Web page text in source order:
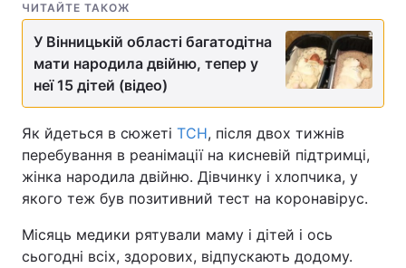
ЧИТАЙТЕ ТАКОЖ
У Вінницькій області багатодітна
мати народила двійню, тепер у
неї 15 дітей (відео)
Як йдеться в сюжеті ТСН, після двох тижнів
перебування в реанімації на кисневій підтримці,
жінка народила двійню. Дівчинку і хлопчика, у
якого теж був позитивний тест на коронавірус.
Місяць медики рятували маму і дітей і ось
сьогодні всіх, здорових, відпускають додому.